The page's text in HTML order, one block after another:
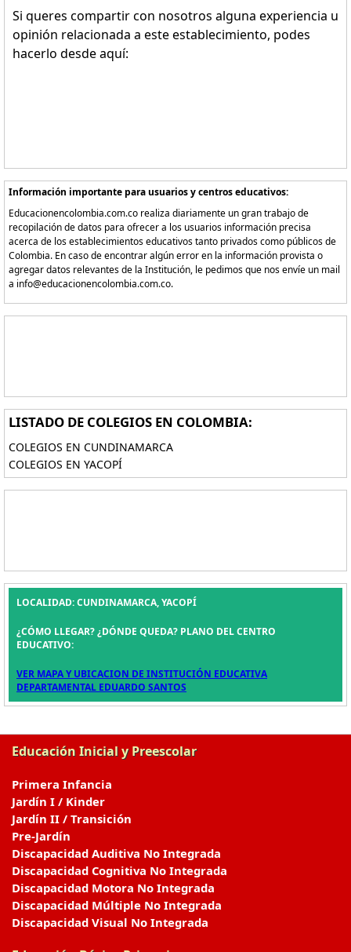
Si queres compartir con nosotros alguna experiencia u
opinión relacionada a este establecimiento, podes
hacerlo desde aquí:
Información importante para usuarios y centros educativos:
Educacionencolombia.com.co realiza diariamente un gran trabajo de
recopilación de datos para ofrecer a los usuarios información precisa
acerca de los establecimientos educativos tanto privados como públicos de
Colombia. En caso de encontrar algún error en la información provista o
agregar datos relevantes de la Institución, le pedimos que nos envíe un mail
a info@educacionencolombia.com.co.
LISTADO DE COLEGIOS EN COLOMBIA:
COLEGIOS EN CUNDINAMARCA
COLEGIOS EN YACOPÍ
LOCALIDAD: CUNDINAMARCA, YACOPÍ
¿CÓMO LLEGAR? ¿DÓNDE QUEDA? PLANO DEL CENTRO
EDUCATIVO:
VER MAPA Y UBICACION DE INSTITUCIÓN EDUCATIVA
DEPARTAMENTAL EDUARDO SANTOS
Educación Inicial y Preescolar
Primera Infancia
Jardín I / Kinder
Jardín II / Transición
Pre-Jardín
Discapacidad Auditiva No Integrada
Discapacidad Cognitiva No Integrada
Discapacidad Motora No Integrada
Discapacidad Múltiple No Integrada
Discapacidad Visual No Integrada